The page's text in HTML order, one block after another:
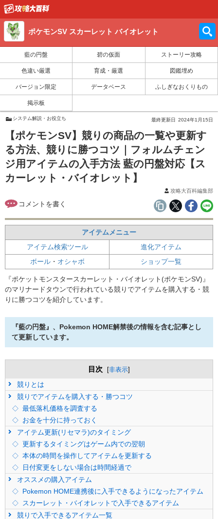
ポケモンSV スカーレット バイオレット
藍の円盤 碧の仮面 ストーリー攻略
色違い厳選 育成・厳選 図鑑埋め
バージョン限定 データベース ふしぎなおくりもの
掲示板
システム解説・お役立ち 最終更新日 2024年1月15日
【ポケモンSV】競りの商品の一覧や更新す
る方法、競りに勝つコツ｜フォルムチェン
ジ用アイテムの入手方法 藍の円盤対応【ス
カーレット・バイオレット】
攻略大百科編集部
アイテムメニュー
アイテム検索ツール
進化アイテム
ボール・ オシャボ ショップ一覧
『ポケットモンスタースカーレット・バイオレット(ポケモンSV)』
のマリナードタウンで行われている競りでアイテムを購入する・競
りに勝つコツを紹介しています。
『藍の円盤』、Pokemon HOME解禁後の情報を含む記事とし
て更新しています。
目次 [非表示]
競りとは
競りでアイテムを購入する・勝つコツ
最低落札価格を調査する
お金を十分に持っておく
アイテム更新(リセマラ)のタイミング
更新するタイミングはゲーム内での翌朝
本体の時間を操作してアイテムを更新する
日付変更をしない場合は時間経過で
オススメの購入アイテム
Pokemon HOME連携後に入手できるようになったアイテム
スカーレット・バイオレットで入手できるアイテム
競りで入手できるアイテム一覧